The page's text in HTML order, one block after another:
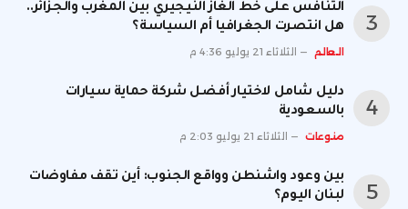
التنافس على خط الغاز النيجيري بين المغرب والجزائر..
هل انتصرت الجغرافيا أم السياسة؟
العالم الثلاثاء 21 يوليو 4:36 م
دليل شامل لاختيار أفضل شركة حماية سيارات
بالسعودية
منوعات الثلاثاء 21 يوليو 2:03 م
بين وعود واشنطن وواقع الجنوب: أين تقف مفاوضات
لبنان اليوم؟